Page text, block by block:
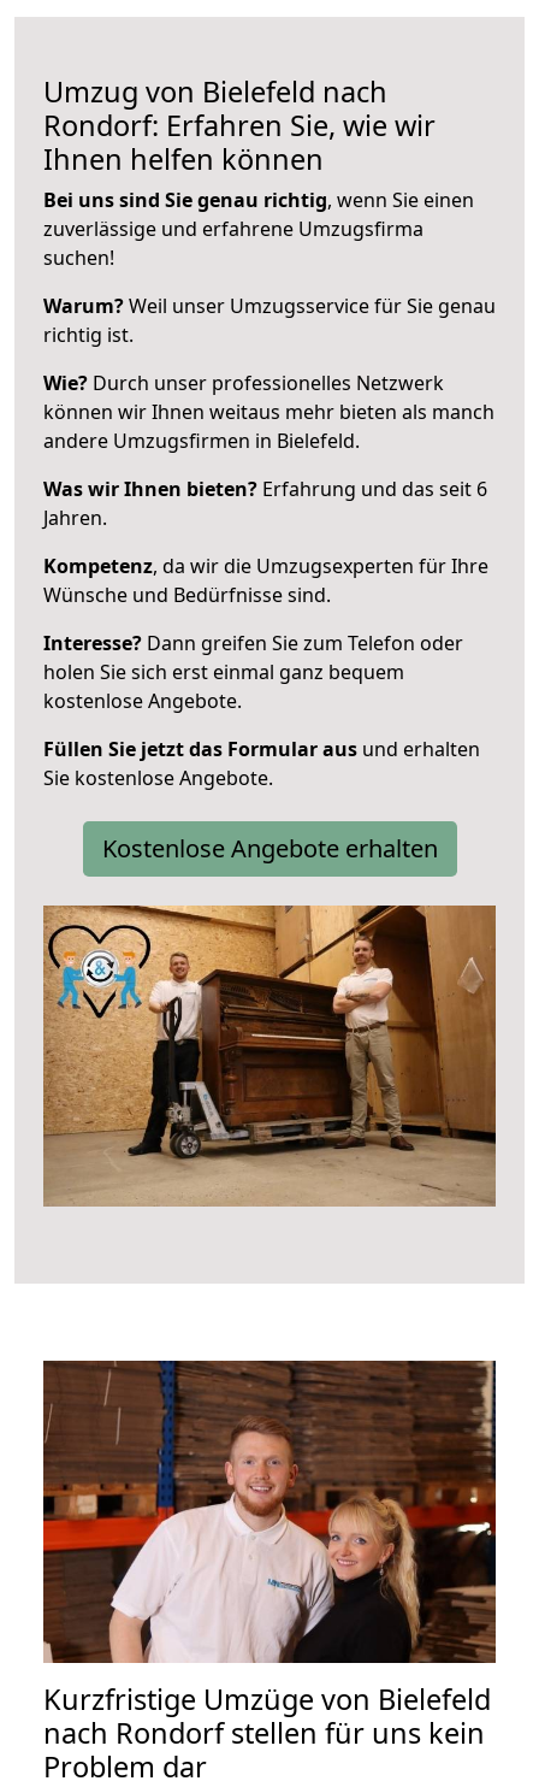
Umzug von Bielefeld nach
Rondorf: Erfahren Sie, wie wir
Ihnen helfen können
Bei uns sind Sie genau richtig, wenn Sie einen
zuverlässige und erfahrene Umzugsfirma
suchen!
Warum?Weil unser Umzugsservice für Sie genau
richtig ist.
Wie? Durch unser professionelles Netzwerk
können wir Ihnen weitaus mehr bieten als manch
andere Umzugsfirmen in Bielefeld.
Was wir Ihnen bieten? Erfahrung und das seit 6
Jahren.
Kompetenz, da wir die Umzugsexperten für Ihre
Wünsche und Bedürfnisse sind.
Interesse? Dann greifen Sie zum Telefon oder
holen Sie sich erst einmal ganz bequem
kostenlose Angebote.
Füllen Sie jetzt das Formular aus und erhalten
Sie kostenlose Angebote.
Kostenlose Angebote erhalten
Kurzfristige Umzüge von Bielefeld
nach Rondorf stellen für uns kein
Problem dar